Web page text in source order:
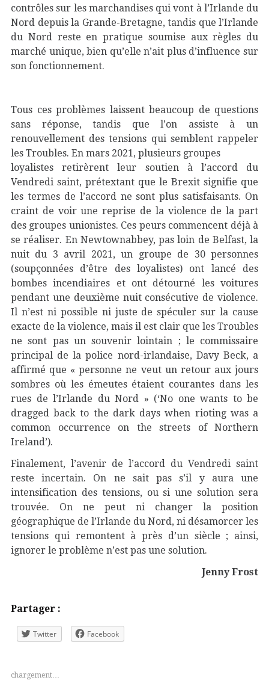
contrôles sur les marchandises qui vont à l’Irlande du
Nord depuis la Grande-Bretagne, tandis que l’Irlande
du Nord reste en pratique soumise aux règles du
marché unique, bien qu’elle n’ait plus d’influence sur
son fonctionnement.
Tous ces problèmes laissent beaucoup de questions
sans réponse, tandis que l’on assiste à un
renouvellement des tensions qui semblent rappeler
les Troubles. En mars 2021, plusieurs groupes
loyalistes retirèrent leur soutien à l’accord du
Vendredi saint, prétextant que le Brexit signifie que
les termes de l’accord ne sont plus satisfaisants. On
craint de voir une reprise de la violence de la part
des groupes unionistes. Ces peurs commencent déjà à
se réaliser. En Newtownabbey, pas loin de Belfast, la
nuit du 3 avril 2021, un groupe de 30 personnes
(soupçonnées d’être des loyalistes) ont lancé des
bombes incendiaires et ont détourné les voitures
pendant une deuxième nuit consécutive de violence.
Il n’est ni possible ni juste de spéculer sur la cause
exacte de la violence, mais il est clair que les Troubles
ne sont pas un souvenir lointain ; le commissaire
principal de la police nord-irlandaise, Davy Beck, a
affirmé que « personne ne veut un retour aux jours
sombres où les émeutes étaient courantes dans les
rues de l’Irlande du Nord » (‘No one wants to be
dragged back to the dark days when rioting was a
common occurrence on the streets of Northern
Ireland’).
Finalement, l’avenir de l’accord du Vendredi saint
reste incertain. On ne sait pas s’il y aura une
intensification des tensions, ou si une solution sera
trouvée. On ne peut ni changer la position
géographique de l’Irlande du Nord, ni désamorcer les
tensions qui remontent à près d’un siècle ; ainsi,
ignorer le problème n’est pas une solution.
Jenny Frost
Partager :
Twitter Facebook
chargement…